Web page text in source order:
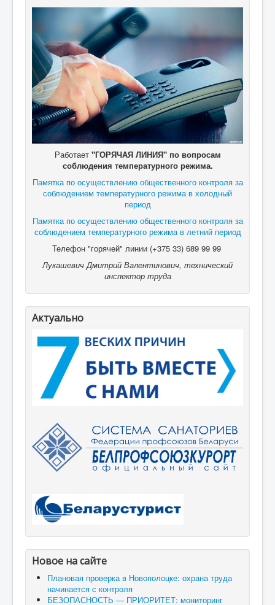
Работает "ГОРЯЧАЯ ЛИНИЯ" по вопросам
соблюдения температурного режима.
Памятка по осуществлению общественного контроля за
соблюдением температурного режима в холодный
период
Памятка по осуществлению общественного контроля за
соблюдением температурного режима в летний период
Телефон "горячей" линии (+375 33) 689 99 99
Лукашевич Дмитрий Валентинович, технический
инспектор труда
Актуально
Новое на сайте
Плановая проверка в Новополоцке: охрана труда
начинается с контроля
БЕЗОПАСНОСТЬ — ПРИОРИТЕТ: мониторинг